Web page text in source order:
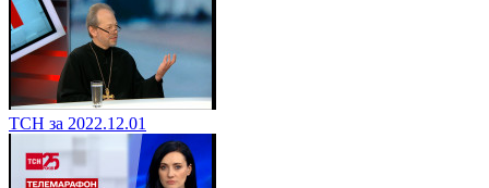
ТСН за 2022.12.01